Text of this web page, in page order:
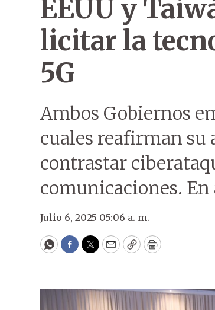
EEUU y
licitar la
5G
Ambos Gobiernos
cuales reafirman su
contrastar
comunicaciones.
Julio 6, 2025 05:06 a. m.
WhatsApp
Facebook
Twitter
EmailCopyPrint